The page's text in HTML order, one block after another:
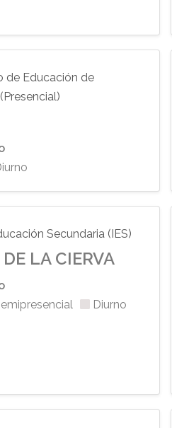
de Educación de
Secundaria (IES)
LA CIERVA
Diurno